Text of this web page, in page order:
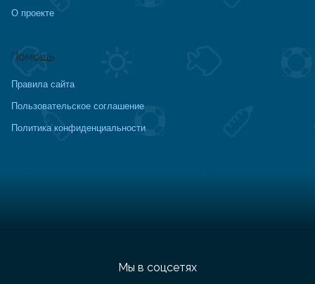
О проекте
Помощь
Правила сайта
Пользовательское соглашение
Политика конфиденциальности
Мы в соцсетях